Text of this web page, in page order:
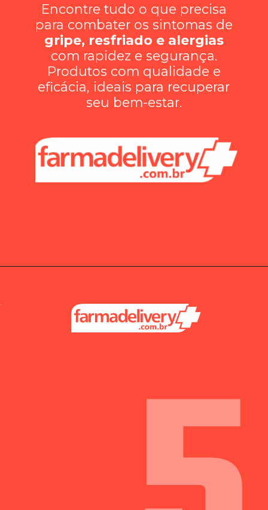
Encontre tudo o que precisa
para combater os sintomas de
gripe, resfriado e alergias
com rapidez e segurança.
Produtos com qualidade e
eficácia, ideais para recuperar
seu bem-estar.